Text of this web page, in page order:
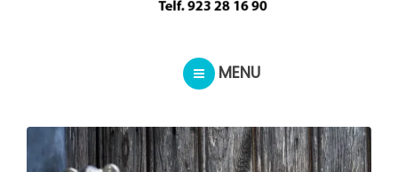
MENU
TRATAMIENTOS